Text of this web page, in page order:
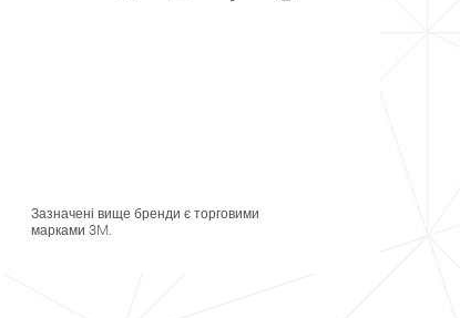
Зазначені вище бренди є торговими
марками 3M.